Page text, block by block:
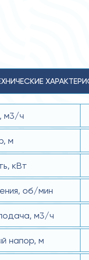
м3/ч
м
кВт
об/мин
м3/ч
напор, м